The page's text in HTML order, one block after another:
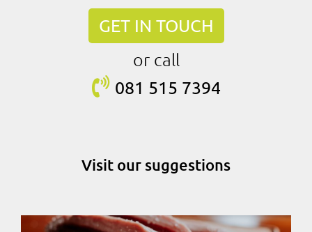
GET IN TOUCH
or call
081 515 7394
Visit our suggestions